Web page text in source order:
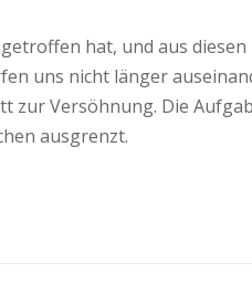
hat, und aus
uns nicht länger
Versöhnung. Die
ausgrenzt.